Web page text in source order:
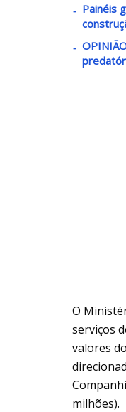
Painéis
O
serviços
valores
milhões).